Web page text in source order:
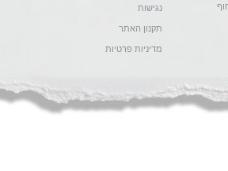
נגישות
תקנון האתר
מדיניות פרטיות